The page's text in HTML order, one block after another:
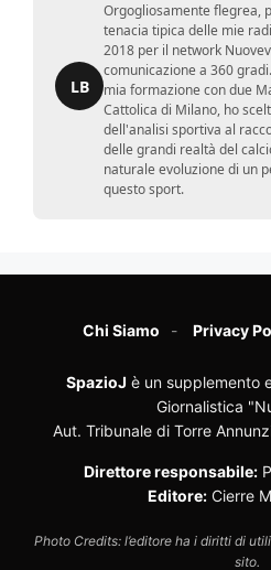
LB
Orgogliosamente flegrea,
tenacia tipica delle mie
2018 per il network
comunicazione a 360
mia formazione con due
Cattolica di Milano, ho
dell'analisi sportiva al
delle grandi realtà del
naturale evoluzione di un
questo sport.
Chi Siamo Privacy
SpazioJ è un supplemento
Giornalistica
Aut. Tribunale di Torre
Direttore responsabile:
Editore: Cierre
Photo Credits: l’editore ha i diritti di
sito.